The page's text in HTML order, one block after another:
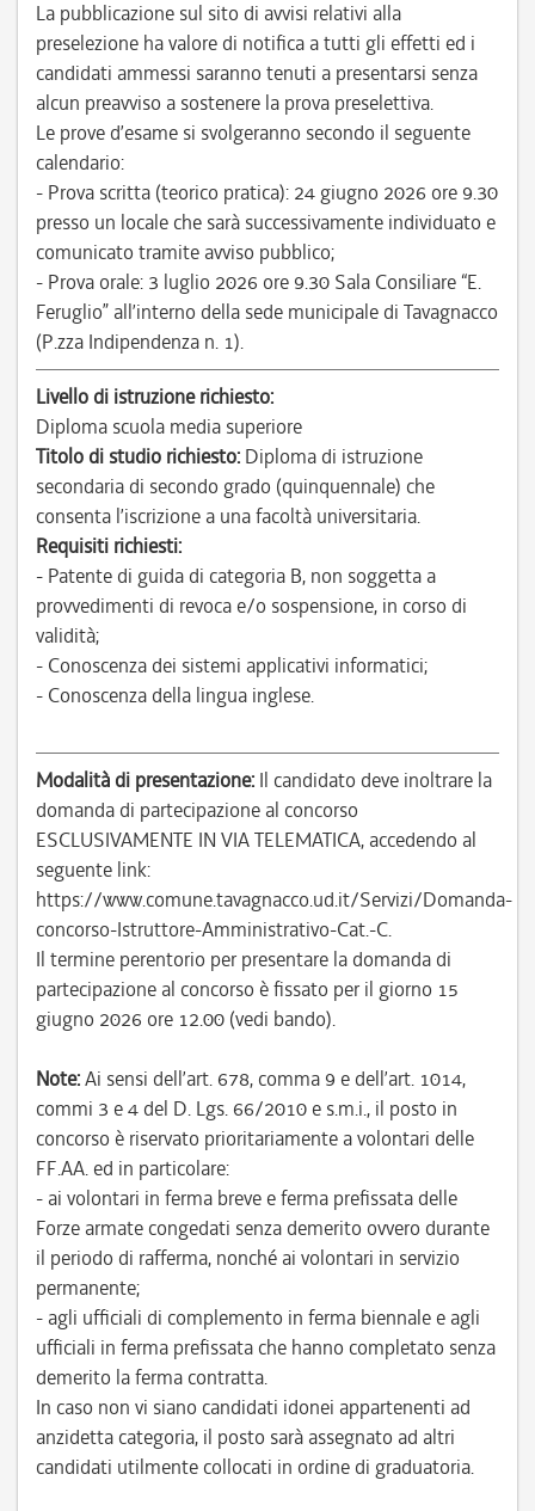
La pubblicazione sul sito di avvisi relativi alla
preselezione ha valore di notifica a tutti gli effetti ed i
candidati ammessi saranno tenuti a presentarsi senza
alcun preavviso a sostenere la prova preselettiva.
Le prove d’esame si svolgeranno secondo il seguente
calendario:
- Prova scritta (teorico pratica): 24 giugno 2026 ore 9.30
presso un locale che sarà successivamente individuato e
comunicato tramite avviso pubblico;
- Prova orale: 3 luglio 2026 ore 9.30 Sala Consiliare “E.
Feruglio” all’interno della sede municipale di Tavagnacco
(P.zza Indipendenza n. 1).
Livello di istruzione richiesto:
Diploma scuola media superiore
Titolo di studio richiesto: Diploma di istruzione
secondaria di secondo grado (quinquennale) che
consenta l’iscrizione a una facoltà universitaria.
Requisiti richiesti:
- Patente di guida di categoria B, non soggetta a
provvedimenti di revoca e/o sospensione, in corso di
validità;
- Conoscenza dei sistemi applicativi informatici;
- Conoscenza della lingua inglese.
Modalità di presentazione: Il candidato deve inoltrare la
domanda di partecipazione al concorso
ESCLUSIVAMENTE IN VIA TELEMATICA, accedendo al
seguente link:
https://www.comune.tavagnacco.ud.it/Servizi/Domanda-
concorso-Istruttore-Amministrativo-Cat.-C.
Il termine perentorio per presentare la domanda di
partecipazione al concorso è fissato per il giorno 15
giugno 2026 ore 12.00 (vedi bando).
Note:Ai sensi dell’art. 678, comma 9 e dell’art. 1014,
commi 3 e 4 del D. Lgs. 66/2010 e s.m.i., il posto in
concorso è riservato prioritariamente a volontari delle
FF.AA. ed in particolare:
- ai volontari in ferma breve e ferma prefissata delle
Forze armate congedati senza demerito ovvero durante
il periodo di rafferma, nonché ai volontari in servizio
permanente;
- agli ufficiali di complemento in ferma biennale e agli
ufficiali in ferma prefissata che hanno completato senza
demerito la ferma contratta.
In caso non vi siano candidati idonei appartenenti ad
anzidetta categoria, il posto sarà assegnato ad altri
candidati utilmente collocati in ordine di graduatoria.